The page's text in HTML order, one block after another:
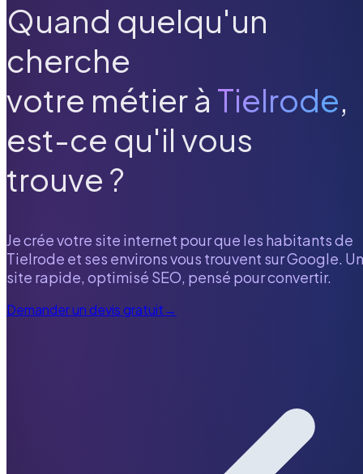
Quand quelqu'un
cherche
votre métier à Tielrode,
est-ce qu'il vous
trouve ?
Je crée votre site internet pour que les habitants de
Tielrode et ses environs vous trouvent sur Google. Un
site rapide, optimisé SEO, pensé pour convertir.
Demander un devis gratuit→